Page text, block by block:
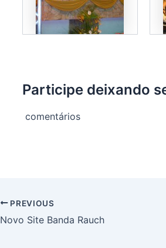
Participe deixando
comentários
PREVIOUS
Novo Site Banda Rauch